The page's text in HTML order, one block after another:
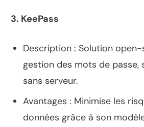
3. KeePass
Description : Solution
gestion des mots de passe,
sans serveur.
Avantages : Minimise les
données grâce à son